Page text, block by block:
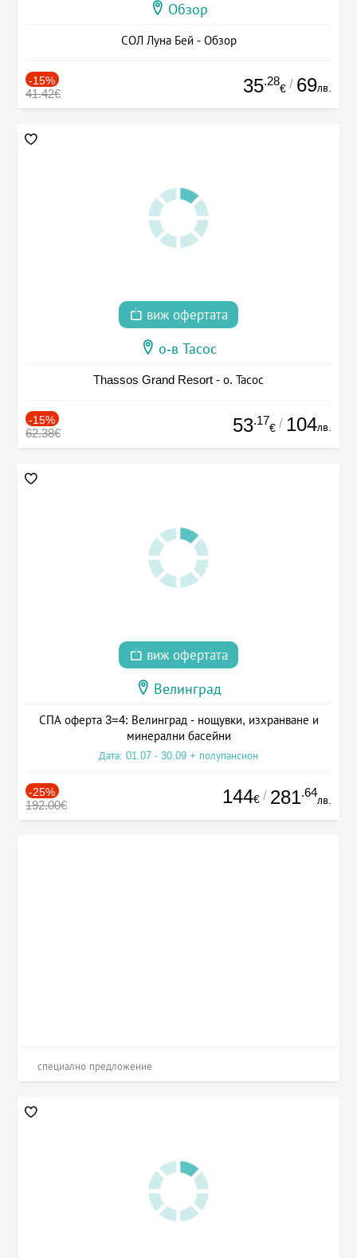
Обзор
СОЛ Луна Бей - Обзор
-15%
41.42€ 35.28
€ / 69лв.
виж офертата
о-в Тасос
Thassos Grand Resort - о. Тасос
-15%
62.38€ 53.17
€ / 104лв.
виж офертата
Велинград
СПА оферта 3=4: Велинград - нощувки, изхранване и
минерални басейни
Дата: 01.07 - 30.09 + полупансион
-25%
192.00€ 144€ / 281.64
лв.
специално предложение